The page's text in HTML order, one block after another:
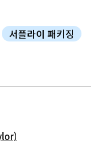
서플라이 패키징